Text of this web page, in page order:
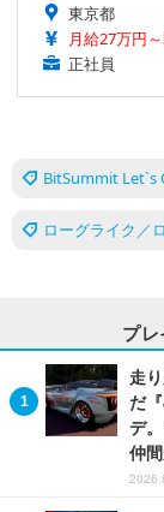
東京都
月給27万円
正社員
BitSummit Let`s
ローグライク／
プレ
走
だ
デ
仲